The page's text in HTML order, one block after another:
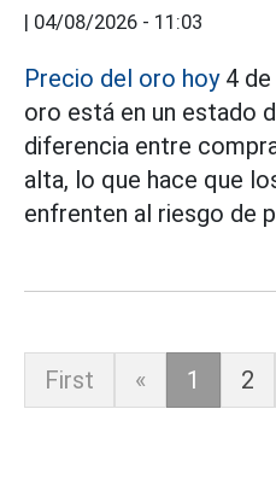
| 04/08/2026 - 11:03
Precio del oro hoy4 de
oro está en un estado
diferencia entre
alta, lo que hace que
enfrenten al riesgo de
First « 1 2